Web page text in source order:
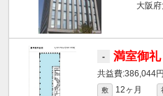
大阪
- 満室御礼
386,044円
敷 12ヶ月